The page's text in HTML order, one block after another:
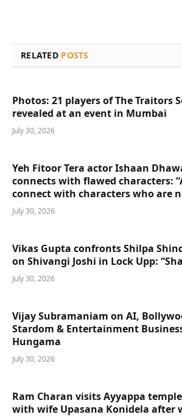
RELATED POSTS
Photos: 21 players of The Traitors
revealed at an event in Mumbai
July 30, 2026
Yeh Fitoor Tera actor Ishaan
connects with flawed characters:
connect with characters who are
July 30, 2026
Vikas Gupta confronts Shilpa
on Shivangi Joshi in Lock Upp:
July 30, 2026
Vijay Subramaniam on AI,
Stardom & Entertainment
Hungama
July 30, 2026
Ram Charan visits Ayyappa
with wife Upasana Konidela after